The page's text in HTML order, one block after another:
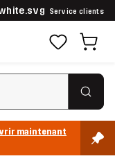
Service clients
maintenant